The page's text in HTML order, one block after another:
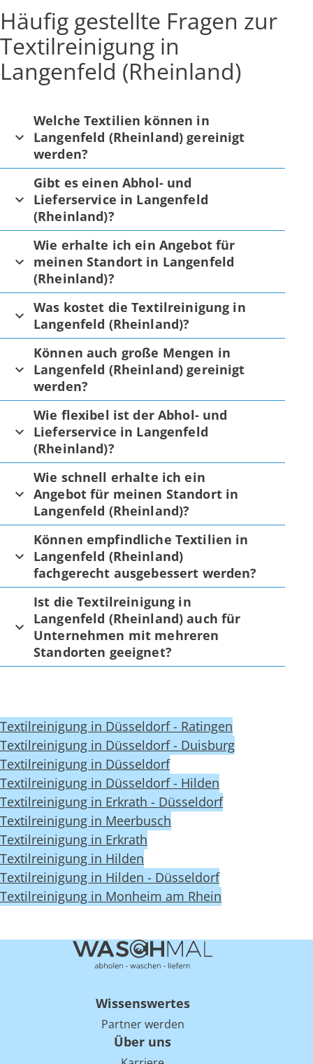
Häufig gestellte Fragen zur
Textilreinigung in
Langenfeld (Rheinland)
Welche Textilien können in
Langenfeld (Rheinland) gereinigt
werden?
Gibt es einen Abhol- und
Lieferservice in Langenfeld
(Rheinland)?
Wie erhalte ich ein Angebot für
meinen Standort in Langenfeld
(Rheinland)?
Was kostet die Textilreinigung in
Langenfeld (Rheinland)?
Können auch große Mengen in
Langenfeld (Rheinland) gereinigt
werden?
Wie flexibel ist der Abhol- und
Lieferservice in Langenfeld
(Rheinland)?
Wie schnell erhalte ich ein
Angebot für meinen Standort in
Langenfeld (Rheinland)?
Können empfindliche Textilien in
Langenfeld (Rheinland)
fachgerecht ausgebessert werden?
Ist die Textilreinigung in
Langenfeld (Rheinland) auch für
Unternehmen mit mehreren
Standorten geeignet?
Textilreinigung in Düsseldorf - Ratingen
Textilreinigung in Düsseldorf - Duisburg
Textilreinigung in Düsseldorf
Textilreinigung in Düsseldorf - Hilden
Textilreinigung in Erkrath - Düsseldorf
Textilreinigung in Meerbusch
Textilreinigung in Erkrath
Textilreinigung in Hilden
Textilreinigung in Hilden - Düsseldorf
Textilreinigung in Monheim am Rhein
Wissenswertes
Partner werden
Über uns